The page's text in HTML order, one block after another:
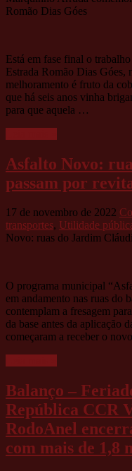
Romão Dias Góes
Está em fase final o
Estrada Romão Dias Góes,
melhoramento é fruto da
que há seis anos vinha
para que aquela …
Asfalto Novo:
passam por
17 de novembro de 2022
transportes, Utilidade
Novo: ruas do Jardim
O programa municipal
em andamento nas ruas do
contemplam a fresagem
da base antes da aplicação
começaram a receber o
Balanço –
República CCR
RodoAnel
com mais de 1,8